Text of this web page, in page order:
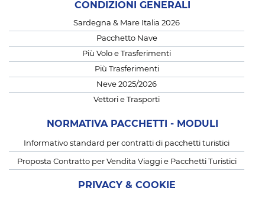
CONDIZIONI GENERALI
Sardegna & Mare Italia 2026
Pacchetto Nave
Più Volo e Trasferimenti
Più Trasferimenti
Neve 2025/2026
Vettori e Trasporti
NORMATIVA PACCHETTI - MODULI
Informativo standard per contratti di pacchetti turistici
Proposta Contratto per Vendita Viaggi e Pacchetti Turistici
PRIVACY & COOKIE